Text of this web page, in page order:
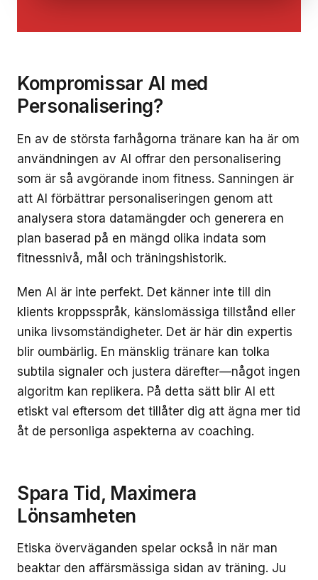
Kompromissar AI med
Personalisering?
En av de största farhågorna tränare kan ha är om
användningen av AI offrar den personalisering
som är så avgörande inom fitness. Sanningen är
att AI förbättrar personaliseringen genom att
analysera stora datamängder och generera en
plan baserad på en mängd olika indata som
fitnessnivå, mål och träningshistorik.
Men AI är inte perfekt. Det känner inte till din
klients kroppsspråk, känslomässiga tillstånd eller
unika livsomständigheter. Det är här din expertis
blir oumbärlig. En mänsklig tränare kan tolka
subtila signaler och justera därefter—något ingen
algoritm kan replikera. På detta sätt blir AI ett
etiskt val eftersom det tillåter dig att ägna mer tid
åt de personliga aspekterna av coaching.
Spara Tid, Maximera
Lönsamheten
Etiska överväganden spelar också in när man
beaktar den affärsmässiga sidan av träning. Ju